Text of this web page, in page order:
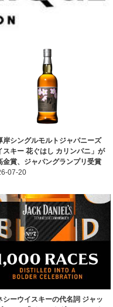
岸シングルモルトジャパニーズ
スキー 花ぐはし カリンパニ」が
金賞、ジャパングランプリ受賞
07-20
シーウイスキーの代名詞 ジャッ